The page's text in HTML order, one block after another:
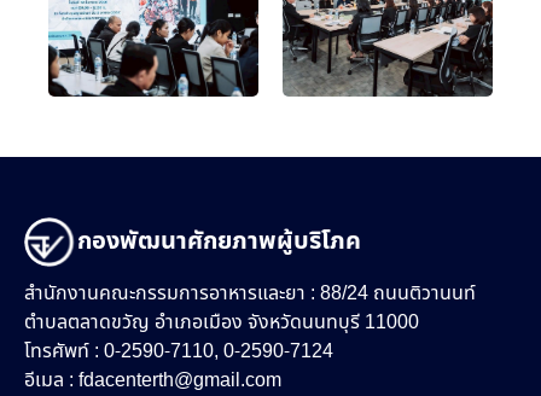
กองพัฒนาศักยภาพผู้บริโภค
สำนักงานคณะกรรมการอาหารและยา : 88/24 ถนนติวานนท์
ตำบลตลาดขวัญ อำเภอเมือง จังหวัดนนทบุรี 11000
โทรศัพท์ : 0-2590-7110, 0-2590-7124
อีเมล : fdacenterth@gmail.com